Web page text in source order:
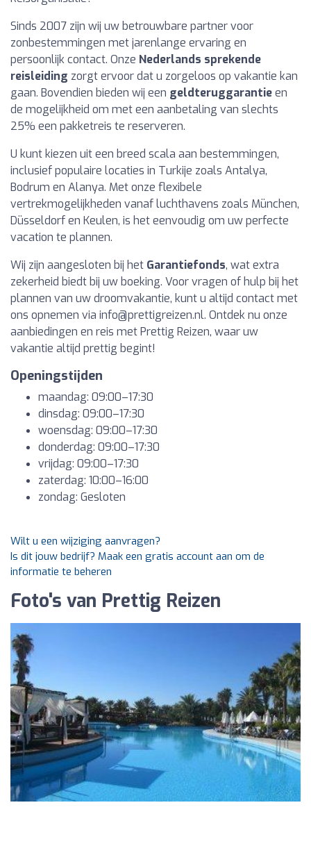
Sinds 2007 zijn wij uw betrouwbare partner voor
zonbestemmingen met jarenlange ervaring en
persoonlijk contact. Onze Nederlands sprekende
reisleiding zorgt ervoor dat u zorgeloos op vakantie kan
gaan. Bovendien bieden wij een geldteruggarantieen
de mogelijkheid om met een aanbetaling van slechts
25% een pakketreis te reserveren.
U kunt kiezen uit een breed scala aan bestemmingen,
inclusief populaire locaties in Turkije zoals Antalya,
Bodrum en Alanya. Met onze flexibele
vertrekmogelijkheden vanaf luchthavens zoals München,
Düsseldorf en Keulen, is het eenvoudig om uw perfecte
vacation te plannen.
Wij zijn aangesloten bij het Garantiefonds, wat extra
zekerheid biedt bij uw boeking. Voor vragen of hulp bij het
plannen van uw droomvakantie, kunt u altijd contact met
ons opnemen via info@prettigreizen.nl. Ontdek nu onze
aanbiedingen en reis met Prettig Reizen, waar uw
vakantie altijd prettig begint!
Openingstijden
maandag: 09:00–17:30
dinsdag: 09:00–17:30
woensdag: 09:00–17:30
donderdag: 09:00–17:30
vrijdag: 09:00–17:30
zaterdag: 10:00–16:00
zondag: Gesloten
Wilt u een wijziging aanvragen?
Is dit jouw bedrijf? Maak een gratis account aan om de
informatie te beheren
Foto's van Prettig Reizen